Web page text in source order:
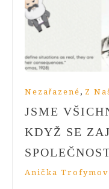
Nezařazené , Z
JSME
KDYŽ SE
Anička